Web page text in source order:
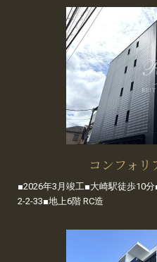
コンフォ
■2026年3月竣工■大崎駅徒歩10
2-2-33■地上6階 RC造